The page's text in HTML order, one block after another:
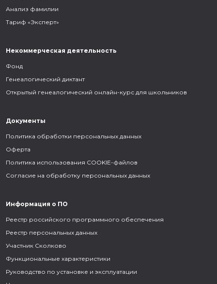
Анализ фамилии
Тариф «Эксперт»
Некоммерческая деятельность
Фонд
Генеалогический диктант
Открытый генеалогический онлайн-курс для школьников
Документы
Политика обработки персональных данных
Оферта
Политика использования COOKIE-файлов
Согласие на обработку персональных данных
Информация о ПО
Реестр российского программного обеспечения
Реестр персональных данных
Участник Сколково
Функциональные характеристики
Руководство по установке и эксплуатации